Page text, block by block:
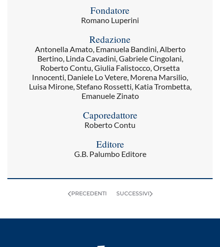
Fondatore
Romano Luperini
Redazione
Antonella Amato, Emanuela Bandini, Alberto
Bertino, Linda Cavadini, Gabriele Cingolani,
Roberto Contu, Giulia Falistocco, Orsetta
Innocenti, Daniele Lo Vetere, Morena Marsilio,
Luisa Mirone, Stefano Rossetti, Katia Trombetta,
Emanuele Zinato
Caporedattore
Roberto Contu
Editore
G.B. Palumbo Editore
PRECEDENTI SUCCESSIVI